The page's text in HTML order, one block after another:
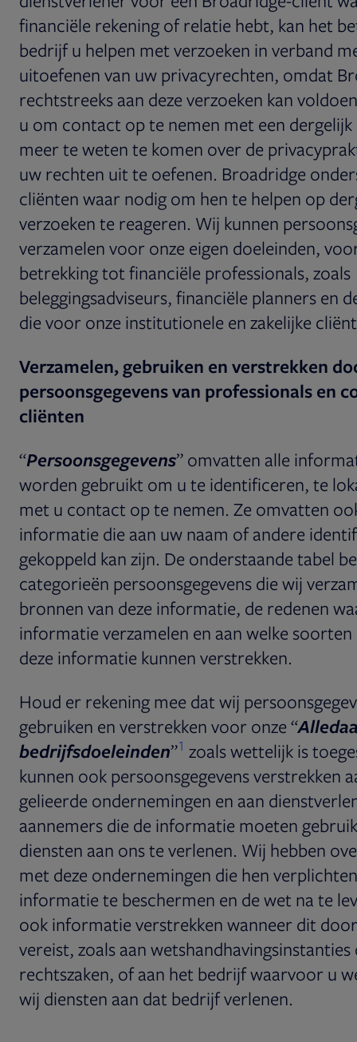
financiële rekening of relatie hebt, kan het
bedrijf u helpen met verzoeken in verband
uitoefenen van uw privacyrechten, omdat
rechtstreeks aan deze verzoeken kan
u om contact op te nemen met een
meer te weten te komen over de
uw rechten uit te oefenen. Broadridge
cliënten waar nodig om hen te helpen op
verzoeken te reageren. Wij kunnen
verzamelen voor onze eigen doeleinden,
betrekking tot financiële professionals, zoals
beleggingsadviseurs, financiële planners en
die voor onze institutionele en zakelijke
Verzamelen, gebruiken en verstrekken
persoonsgegevens van professionals en
cliënten
“Persoonsgegevens” omvatten alle
worden gebruikt om u te identificeren, te
met u contact op te nemen. Ze omvatten
informatie die aan uw naam of andere
gekoppeld kan zijn. De onderstaande tabel
categorieën persoonsgegevens die wij
bronnen van deze informatie, de redenen
informatie verzamelen en aan welke
deze informatie kunnen verstrekken.
Houd er rekening mee dat wij
gebruiken en verstrekken voor onze “
bedrijfsdoeleinden”1 zoalswettelijk is
kunnen ook persoonsgegevens verstrekken
gelieerde ondernemingen en aan
aannemers die de informatie moeten
diensten aan ons te verlenen. Wij hebben
met deze ondernemingen die hen
informatie te beschermen en de wet na te
ook informatie verstrekken wanneer dit
vereist, zoals aan
rechtszaken, of aan het bedrijf waarvoor u
wij diensten aan dat bedrijf verlenen.